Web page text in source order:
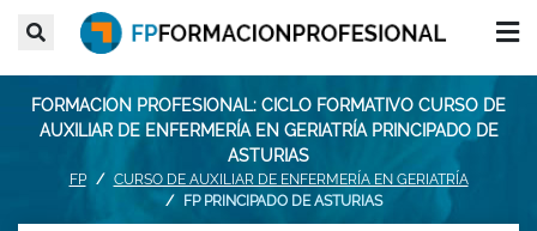
FORMACION PROFESIONAL: CICLO FORMATIVO CURSO DE
AUXILIAR DE ENFERMERÍA EN GERIATRÍA PRINCIPADO DE
ASTURIAS
FP
CURSO DE AUXILIAR DE ENFERMERÍA EN GERIATRÍA
FP PRINCIPADO DE ASTURIAS